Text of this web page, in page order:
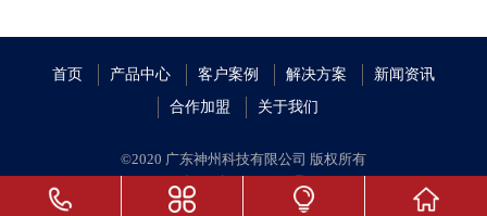
首页 产品中心 客户案例 解决方案
新闻资讯
合作加盟
关于我们
©2020 广东神州科技有限公司 版权所有
粤ICP备19059688号
粤公安网备案 44010402002077